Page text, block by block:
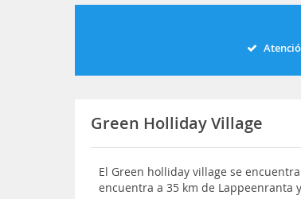
Green Holliday Village
El Green holliday village se
encuentra a 35 km de Lappeenranta